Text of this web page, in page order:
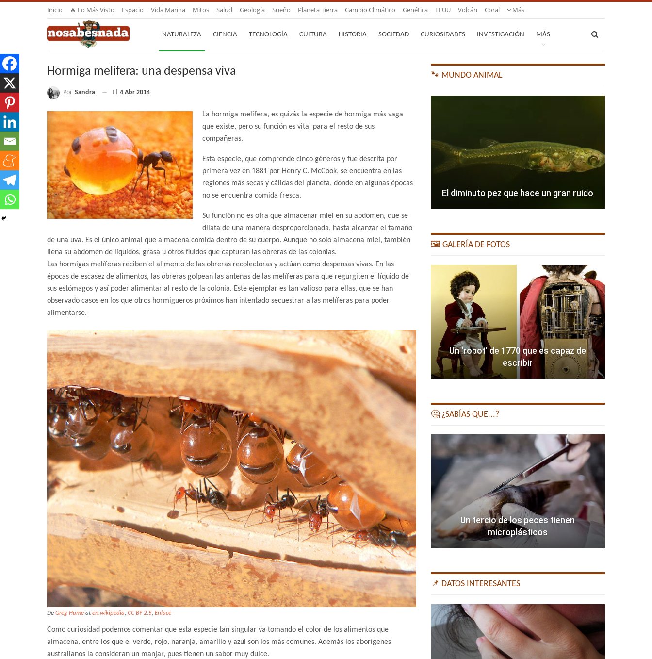
Inicio 🔥 Lo Más Visto Espacio Vida Marina Mitos Salud Geología Sueño Planeta Tierra Cambio Climático Genética EEUU Volcán Coral Más
NATURALEZA CIENCIA TECNOLOGÍA CULTURA HISTORIA SOCIEDAD CURIOSIDADES INVESTIGACIÓN MÁS
Hormiga melífera: una despensa viva
Por Sandra El 4 Abr 2014
La hormiga melífera, es quizás la especie de hormiga más vaga
que existe, pero su función es vital para el resto de sus
compañeras.
Esta especie, que comprende cinco géneros y fue descrita por
primera vez en 1881 por Henry C. McCook, se encuentra en las
regiones más secas y cálidas del planeta, donde en algunas épocas
no se encuentra comida fresca.
Su función no es otra que almacenar miel en su abdomen, que se
dilata de una manera desproporcionada, hasta alcanzar el tamaño
de una uva. Es el único animal que almacena comida dentro de su cuerpo. Aunque no solo almacena miel, también
llena su abdomen de líquidos, grasa u otros fluidos que capturan las obreras de las colonias.
Las hormigas melíferas reciben el alimento de las obreras recolectoras y actúan como despensas vivas. En las
épocas de escasez de alimentos, las obreras golpean las antenas de las melíferas para que regurgiten el líquido de
sus estómagos y así poder alimentar al resto de la colonia. Este ejemplar es tan valioso para ellas, que se han
observado casos en los que otros hormigueros próximos han intentado secuestrar a las melíferas para poder
alimentarse.
De Greg Hume aten.wikipedia, CC BY 2.5, Enlace
Como curiosidad podemos comentar que esta especie tan singular va tomando el color de los alimentos que
almacena, entre los que el verde, rojo, naranja, amarillo y azul son los más comunes. Además los aborígenes
australianos la consideran un manjar, pues tienen un sabor muy dulce.
🐾 MUNDO ANIMAL
El diminuto pez que hace un gran ruido
🖼️ GALERÍA DE FOTOS
Un ‘robot’ de 1770 que es capaz de
escribir
🤔 ¿SABÍAS QUE...?
Un tercio de los peces tienen
microplásticos
📌 DATOS INTERESANTES